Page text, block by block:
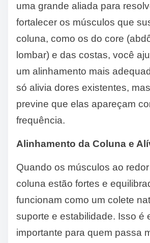
uma grande aliada para
fortalecer os músculos que
coluna, como os do core
lombar) e das costas, você
um alinhamento mais
só alivia dores existentes,
previne que elas apareçam
frequência.
Alinhamento da Coluna e
Quando os músculos ao
coluna estão fortes e
funcionam como um colete
suporte e estabilidade. Isso é
importante para quem passa